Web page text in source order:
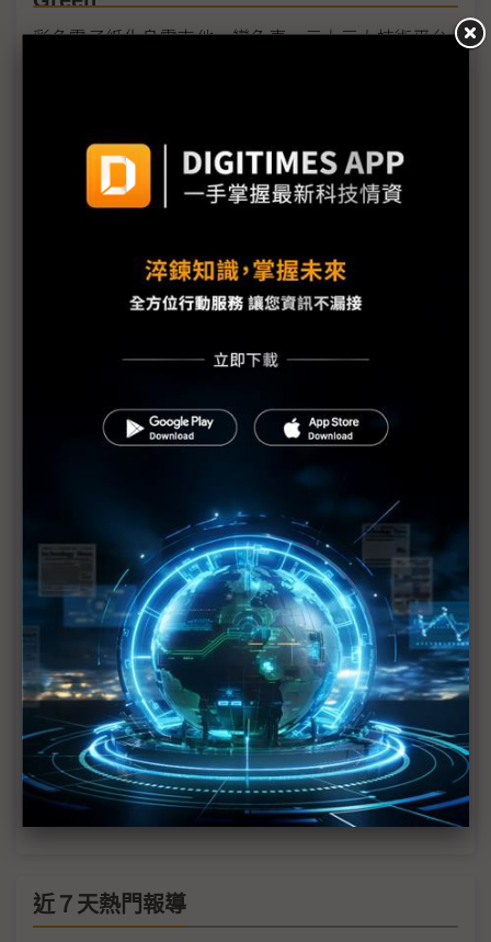
彩色電子紙化身電吉他、變色車 元太三大技術平台
AI吃電怪獸催電子紙走向城市與戶外 元太迎「大」
成長契機
變色電子紙概念車COMPUTEX首亮相 元太李政昊：
電子紙從靜態走向互動 元太新架構讓「顯示效能翻
元太首度參展 電子紙數位相框牆點亮6月
COMPUTEX 2026
元太看好2026年成長25% 李政昊直言電子紙下個大
市場是「Surface」
元太首登COMPUTEX 攜40家夥伴打造電子紙產業
專區
（獨家）顯示從裝置走向表面 元太李政昊揭AI如何
重塑產業競爭邏輯
近７天熱門報導